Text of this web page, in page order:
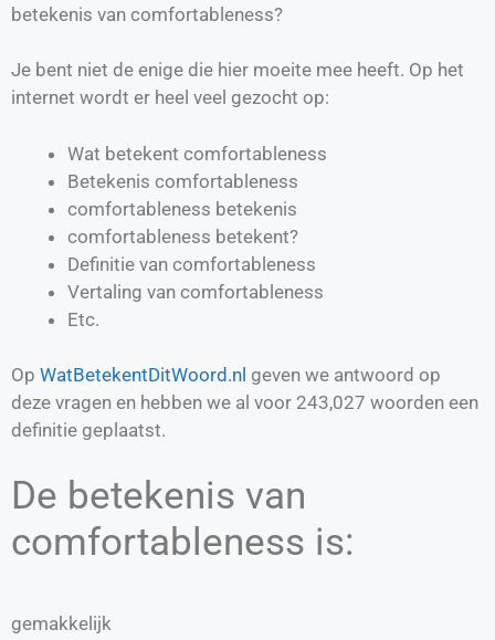
betekenis van comfortableness?
Je bent niet de enige die hier moeite mee heeft. Op het
internet wordt er heel veel gezocht op:
Wat betekent comfortableness
Betekenis comfortableness
comfortableness betekenis
comfortableness betekent?
Definitie van comfortableness
Vertaling van comfortableness
Etc.
Op WatBetekentDitWoord.nl geven we antwoord op
deze vragen en hebben we al voor 243,027 woorden een
definitie geplaatst.
De betekenis van
comfortableness is:
gemakkelijk